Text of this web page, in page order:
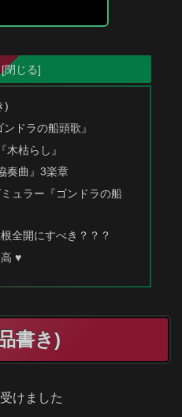
)
ドラの船頭歌』
枯らし』
奏曲』3楽章
ュラー『ゴンドラの船
全開にすべき？？？
♥
書き)
けました